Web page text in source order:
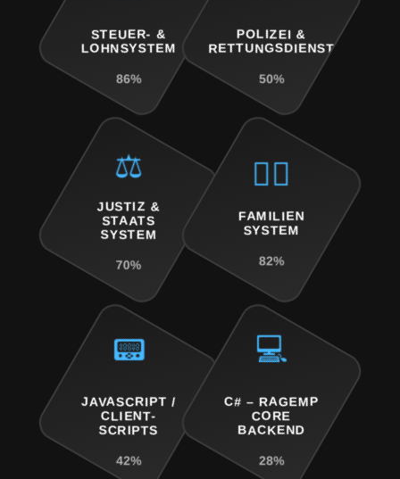
STEUER- &
LOHNSYSTEM
86%
POLIZEI &
RETTUNGSDIENST
50%
⚖️
JUSTIZ &
STAATS
SYSTEM
70%
🕵️‍♂️
FAMILIEN
SYSTEM
82%
📟
JAVASCRIPT /
CLIENT-
SCRIPTS
42%
💻
C# – RAGEMP
CORE
BACKEND
28%